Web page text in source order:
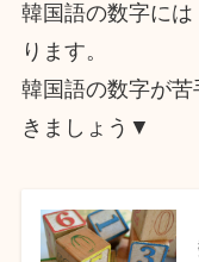
韓国語の数字に
ります。
韓国語の数字が
きましょう▼